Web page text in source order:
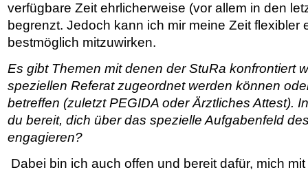
verfügbare Zeit ehrlicherweise (vor allem in den
begrenzt. Jedoch kann ich mir meine Zeit flexibler
bestmöglich mitzuwirken.
Es gibt Themen mit denen der StuRa konfrontiert
speziellen Referat zugeordnet werden können
betreffen (zuletzt PEGIDA oder Ärztliches Attest).
du bereit, dich über das spezielle Aufgabenfeld
engagieren?
Dabei bin ich auch offen und bereit dafür, mich